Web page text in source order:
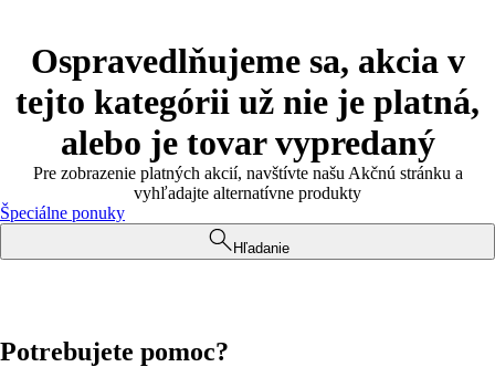
Ospravedlňujeme sa, akcia v
tejto kategórii už nie je platná,
alebo je tovar vypredaný
Pre zobrazenie platných akcií, navštívte našu Akčnú stránku a
vyhľadajte alternatívne produkty
Špeciálne ponuky
Hľadanie
Potrebujete pomoc?